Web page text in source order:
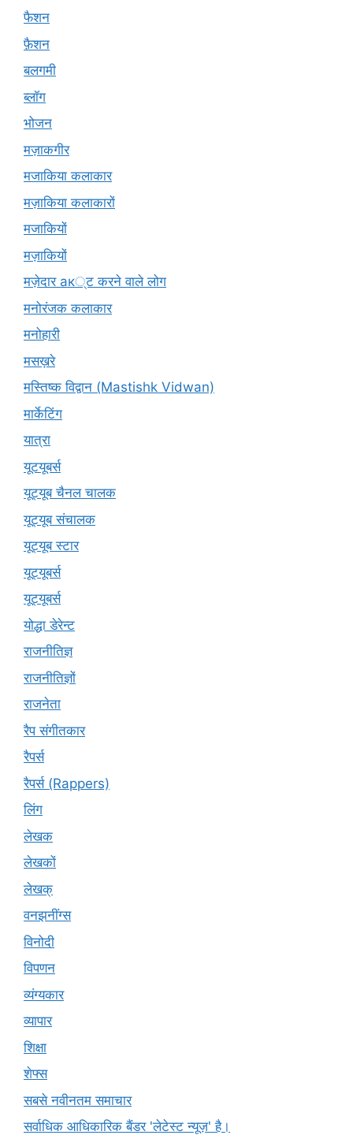
फैशन
फ़ैशन
बलगमी
ब्लॉग
भोजन
मज़ाकगीर
मजाकिया कलाकार
मज़ाकिया कलाकारों
मजाकियों
मज़ाकियों
मज़ेदार ак्ट करने वाले लोग
मनोरंजक कलाकार
मनोहारी
मसख़रे
मस्तिष्क विद्वान (Mastishk Vidwan)
मार्केटिंग
यात्रा
यूटयूबर्स
यूट्यूब चैनल चालक
यूट्यूब संचालक
यूट्यूब स्टार
यूट्‍यूबर्स
यूट्यूबर्स
योद्धा डेरेन्ट
राजनीतिज्ञ
राजनीतिज्ञों
राजनेता
रैप संगीतकार
रैपर्स
रैपर्स (Rappers)
लिंग
लेखक
लेखकों
लेखक्
वनझनींग्स
विनोदी
विपणन
व्यंग्यकार
व्यापार
शिक्षा
शेफ्स
सबसे नवीनतम समाचार
सर्वाधिक आधिकारिक बैंडर 'लेटेस्ट न्यूज़' है।